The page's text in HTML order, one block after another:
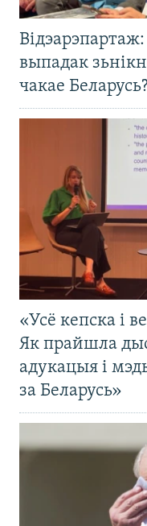
выпадак
чакае Беларусь?
«Усё кепска і
Як прайшла
адукацыя і
за Беларусь»